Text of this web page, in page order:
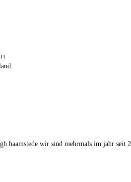
haamstede wir sind mehrmals im jahr